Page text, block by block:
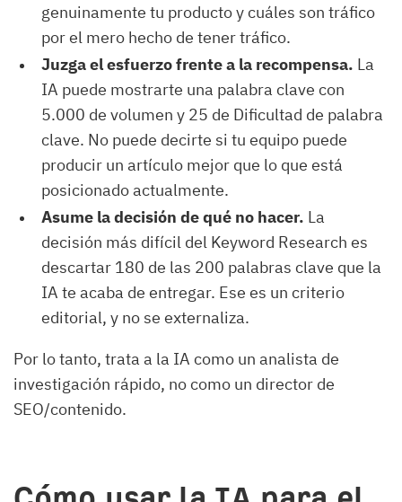
genuinamente tu producto y cuáles son tráfico
por el mero hecho de tener tráfico.
Juzga el esfuerzo frente a la recompensa. La
IA puede mostrarte una palabra clave con
5.000 de volumen y 25 de Dificultad de palabra
clave. No puede decirte si tu equipo puede
producir un artículo mejor que lo que está
posicionado actualmente.
Asume la decisión de qué no hacer. La
decisión más difícil del Keyword Research es
descartar 180 de las 200 palabras clave que la
IA te acaba de entregar. Ese es un criterio
editorial, y no se externaliza.
Por lo tanto, trata a la IA como un analista de
investigación rápido, no como un director de
SEO/contenido.